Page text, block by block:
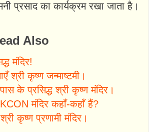
प्रसाद का कार्यक्रम रखा जाता है।
Also
मंदिर!
श्री कृष्ण जन्माष्टमी।
के प्रसिद्ध श्री कृष्ण मंदिर।
मंदिर कहाँ-कहाँ हैं?
कृष्ण प्रणामी मंदिर।